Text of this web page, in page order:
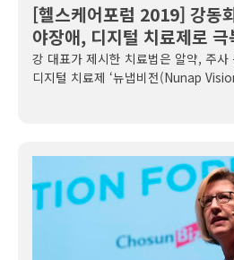
[헬스케어포럼 2019] 강동
야장애, 디지털 치료제로
강 대표가 제시한 치료법은 알약, 주사
디지털 치료제 ‘뉴냅비전(Nunap